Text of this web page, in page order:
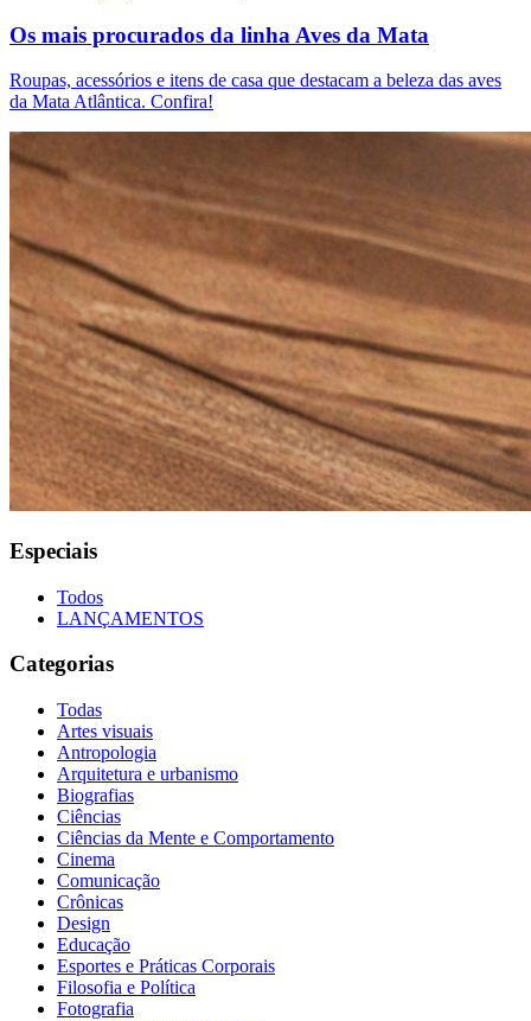
Os mais procurados da linha Aves da Mata
Roupas, acessórios e itens de casa que destacam a beleza das aves
da Mata Atlântica. Confira!
Especiais
Todos
LANÇAMENTOS
Categorias
Todas
Artes visuais
Antropologia
Arquitetura e urbanismo
Biografias
Ciências
Ciências da Mente e Comportamento
Cinema
Comunicação
Crônicas
Design
Educação
Esportes e Práticas Corporais
Filosofia e Política
Fotografia